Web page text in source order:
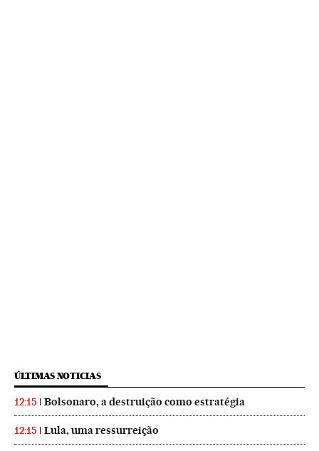
ÚLTIMAS NOTICIAS
12:15 Bolsonaro, a destruição como estratégia
12:15 Lula, uma ressurreição